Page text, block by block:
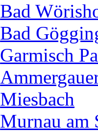
Bad
Bad
Garmisch
Miesbach
Murnau am